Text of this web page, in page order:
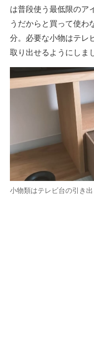
は普段使う最低限のア
うだからと買って使わ
分。必要な小物はテレ
取り出せるようにしま
小物類はテレビ台の引き